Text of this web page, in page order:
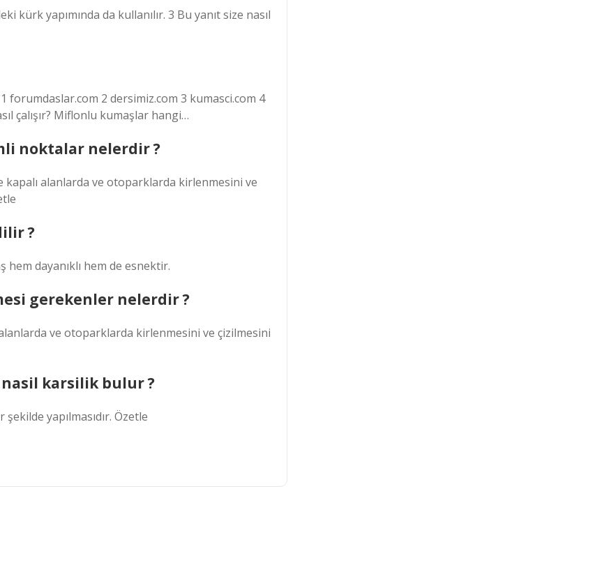
kürk yapımında da kullanılır. 3 Bu yanıt size nasıl
forumdaslar.com 2 dersimiz.com 3 kumasci.com 4
çalışır? Miflonlu kumaşlar hangi…
noktalar nelerdir ?
kapalı alanlarda ve otoparklarda kirlenmesini ve
?
hem dayanıklı hem de esnektir.
gerekenler nelerdir ?
ve otoparklarda kirlenmesini ve çizilmesini
karsilik bulur ?
yapılmasıdır. Özetle